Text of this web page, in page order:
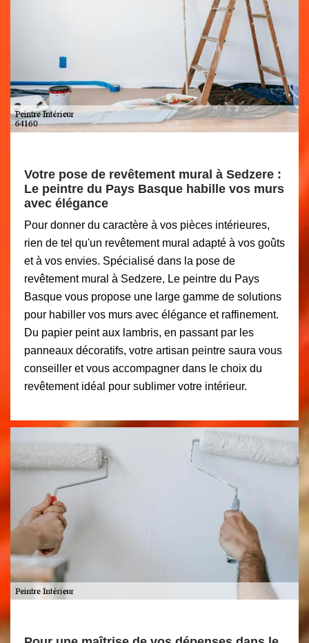
Votre pose de revêtement mural à Sedzere :
Le peintre du Pays Basque habille vos murs
avec élégance
Pour donner du caractère à vos pièces intérieures,
rien de tel qu'un revêtement mural adapté à vos goûts
et à vos envies. Spécialisé dans la pose de
revêtement mural à Sedzere, Le peintre du Pays
Basque vous propose une large gamme de solutions
pour habiller vos murs avec élégance et raffinement.
Du papier peint aux lambris, en passant par les
panneaux décoratifs, votre artisan peintre saura vous
conseiller et vous accompagner dans le choix du
revêtement idéal pour sublimer votre intérieur.